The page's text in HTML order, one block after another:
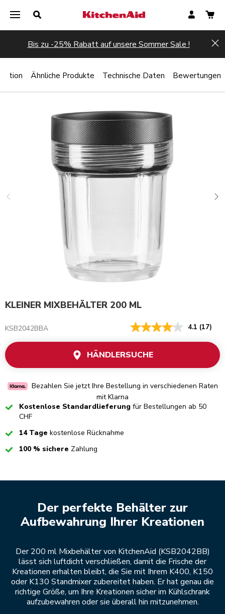
Bis zu -25% Rabatt auf unsere Sommer Sale !
KLEINER MIXBEHÄLTER 200 ML
KSB2042BBA 4.1 (17)
HÄNDLERSUCHE
Bezahlen Sie jetzt Ihre Bestellung in verschiedenen Raten
mit Klarna
CheckedKostenlose Standardlieferung für Bestellungen ab 50
CHF
Checked14 Tage kostenlose Rücknahme
Checked100 % sichere Zahlung
Der perfekte Behälter zur
Aufbewahrung Ihrer Kreationen
Der 200 ml Mixbehälter von KitchenAid (KSB2042BB)
lässt sich luftdicht verschließen, damit die Frische der
Kreationen erhalten bleibt, die Sie mit Ihrem K400, K150
oder K130 Standmixer zubereitet haben. Er hat genau die
richtige Größe, um Ihre Kreationen sicher im Kühlschrank
aufzubewahren oder sie überall hin mitzunehmen.
Ähnliche Produkte Technische Daten Bewertungen